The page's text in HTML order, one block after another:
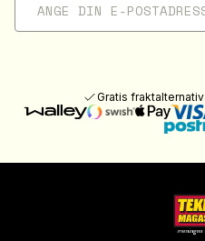
Gratis fraktalternativ